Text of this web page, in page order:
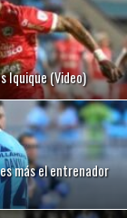
Iquique (Video)
más el entrenador